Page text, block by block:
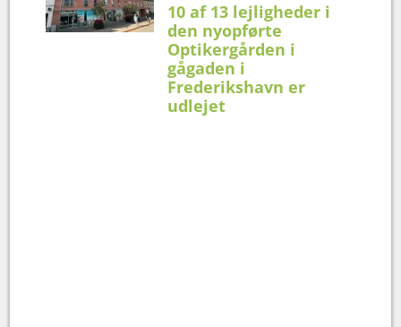
10 af 13 lejligheder i
den nyopførte
Optikergården i
gågaden i
Frederikshavn er
udlejet